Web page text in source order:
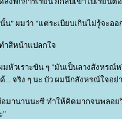
น" ผมว่า "แต่ระเบียบเกินไม่รู้จะอ
ำสีหน้าแปลกใจ
หัวเราะขัน ๆ "มันเป็นลางสังหรณ์
... จริง ๆ นะ บัว ผมนึกสังหรณ์ใจอย่
มานานนะซี ทำให้คิดมากจนพลอย
"